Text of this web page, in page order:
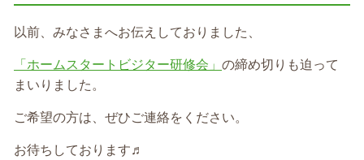
以前、みなさまへお伝えしておりました、
「ホームスタートビジター研修会」 の締め切りも迫って
まいりました。
ご希望の方は、ぜひご連絡をください。
お待ちしております♬